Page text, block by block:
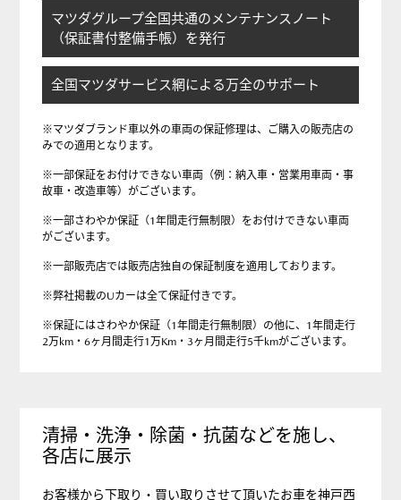
マツダグループ全国共通のメンテナンスノート
（保証書付整備手帳）を発行
全国マツダサービス網による万全のサポート
※マツダブランド車以外の車両の保証修理は、ご購入の販売店の
みでの適用となります。
※一部保証をお付けできない車両（例：納入車・営業用車両・事
故車・改造車等）がございます。
※一部さわやか保証（1年間走行無制限）をお付けできない車両
がございます。
※一部販売店では販売店独自の保証制度を適用しております。
※弊社掲載のUカーは全て保証付きです。
※保証にはさわやか保証（1年間走行無制限）の他に、1年間走行
2万km・6ヶ月間走行1万Km・3ヶ月間走行5千kmがございます。
清掃・洗浄・除菌・抗菌などを施し、
各店に展示
お客様から下取り・買い取りさせて頂いたお車を神戸西